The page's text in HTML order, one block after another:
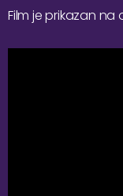
Film je prikazan